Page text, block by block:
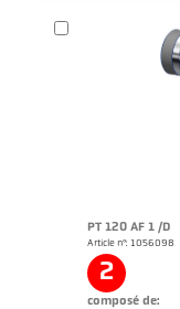
PT 120 AF 1 /D
Article n°: 1056098
2
composé de: